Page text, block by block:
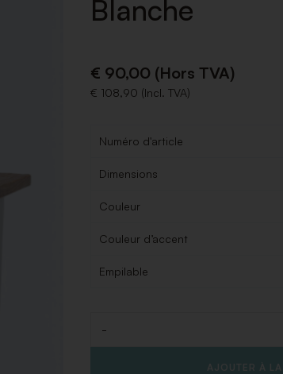
Blanche
€ 90,00 (Hors TVA)
€ 108,90 (Incl. TVA)
Numéro d'article
Dimensions
Couleur
Couleur d’accent
Empilable
-
AJOUTER À